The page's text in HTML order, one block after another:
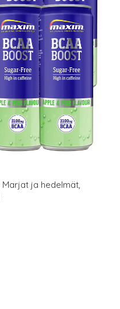
Marjat ja hedelmät,